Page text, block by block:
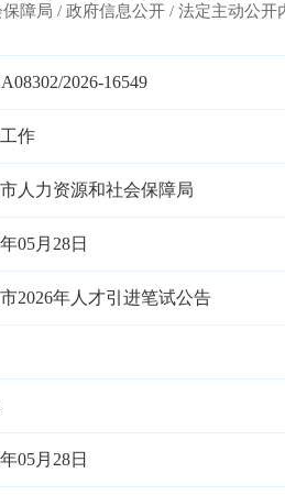
障局 / 政府信息公开 / 法定主动公开
2026-16549
作
人力资源和社会保障局
05月28日
2026年人才引进笔试公告
05月28日